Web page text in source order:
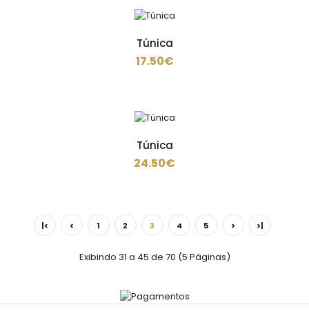
Túnica
Tecido ganga fina e fresca, muito confortável de usar
Túnica
Túnica
17.50€
Túnica
24.50€
|< < 1 2 3 4 5 > >|
Exibindo 31 a 45 de 70 (5 Páginas)